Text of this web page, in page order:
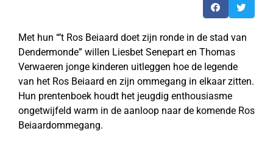
Met hun “’t Ros Beiaard doet zijn ronde in de stad van
Dendermonde” willen Liesbet Senepart en Thomas
Verwaeren jonge kinderen uitleggen hoe de legende
van het Ros Beiaard en zijn ommegang in elkaar zitten.
Hun prentenboek houdt het jeugdig enthousiasme
ongetwijfeld warm in de aanloop naar de komende Ros
Beiaardommegang.